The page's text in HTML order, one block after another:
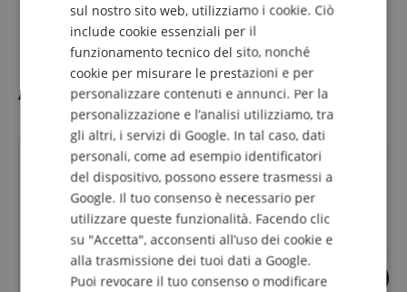
Schwarz
Accessori
4
ITALIAN
SPANISH
sul nostro sito web, utilizziamo i cookie. Ciò
include cookie essenziali per il
funzionamento tecnico del sito, nonché
cookie per misurare le prestazioni e per
personalizzare contenuti e annunci. Per la
personalizzazione e l’analisi utilizziamo, tra
gli altri, i servizi di Google. In tal caso, dati
personali, come ad esempio identificatori
del dispositivo, possono essere trasmessi a
Google. Il tuo consenso è necessario per
utilizzare queste funzionalità. Facendo clic
su "Accetta", acconsenti all’uso dei cookie e
alla trasmissione dei tuoi dati a Google.
Puoi revocare il tuo consenso o modificare